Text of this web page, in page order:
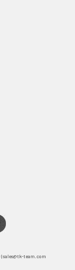
sales@tk-team.com